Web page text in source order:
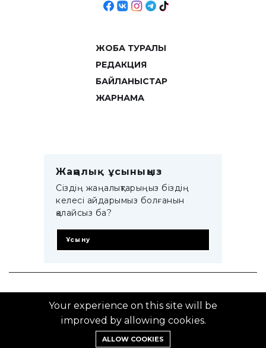
ЖОБА ТУРАЛЫ
РЕДАКЦИЯ
БАЙЛАНЫСТАР
ЖАРНАМА
Жаңалық ұсыныңыз
Сіздің жаңалықтарыңыз біздің
келесі айдарымыз болғанын
қалайсыз ба?
Ұсыну
© 2014–2025 ZTB.KZ
Your experience on this site will be
improved by allowing cookies.
ALLOW COOKIES